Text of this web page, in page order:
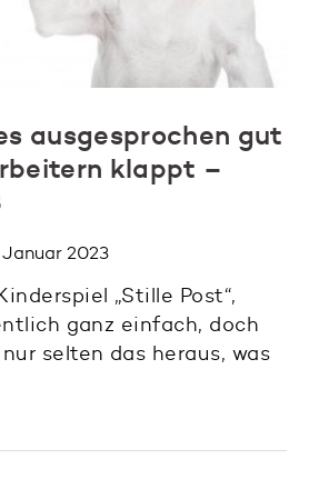
ausgesprochen gut
klappt –
2023
„Stille Post“,
ganz einfach, doch
selten das heraus, was